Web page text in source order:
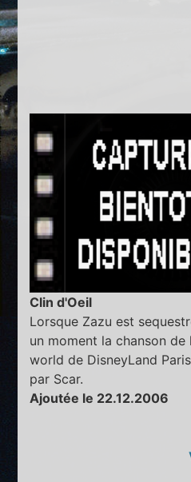
Clin d'Oeil
Lorsque Zazu est
un moment la chanson
world de DisneyLand
par Scar.
Ajoutée le 22.12.2006